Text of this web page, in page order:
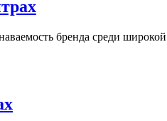
бренда среди